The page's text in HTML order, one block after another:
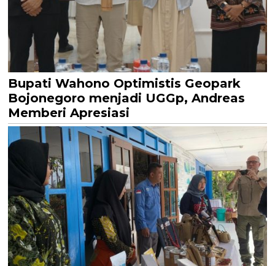
Bupati Wahono Optimistis Geopark
Bojonegoro menjadi UGGp, Andreas
Memberi Apresiasi